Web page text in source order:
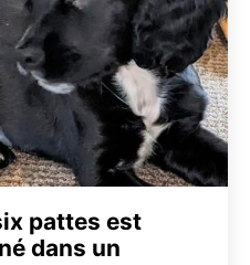
pattes est
dans un